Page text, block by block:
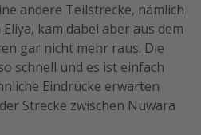
andere Teilstrecke, nämlich
kam dabei aber aus dem
gar nicht mehr raus. Die
schnell und es ist einfach
Eindrücke erwarten
Strecke zwischen Nuwara